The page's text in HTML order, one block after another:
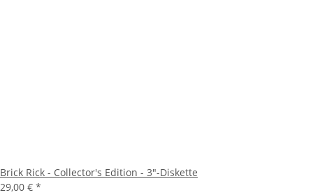
Brick Rick - Collector's Edition - 3"-Diskette
29,00 € *